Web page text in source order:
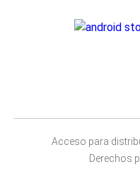
Acceso para
Derechos